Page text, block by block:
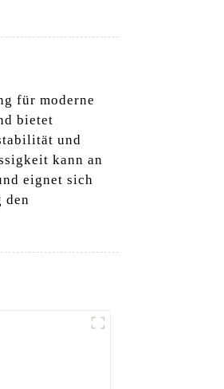
für moderne
bietet
und
kann an
eignet sich
den